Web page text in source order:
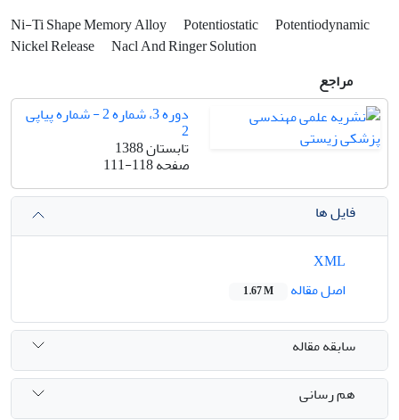
Ni-Ti Shape Memory Alloy Potentiostatic
Potentiodynamic
Nickel Release
Nacl And Ringer Solution
مراجع
دوره 3، شماره 2 - شماره پیاپی
2
تابستان 1388
صفحه111-118
فایل ها
اصل مقاله
1.67 M
سابقه مقاله
هم رسانی